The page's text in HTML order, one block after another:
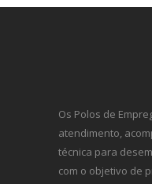
Os Polos de
atendimento,
técnica para
com o objetivo de